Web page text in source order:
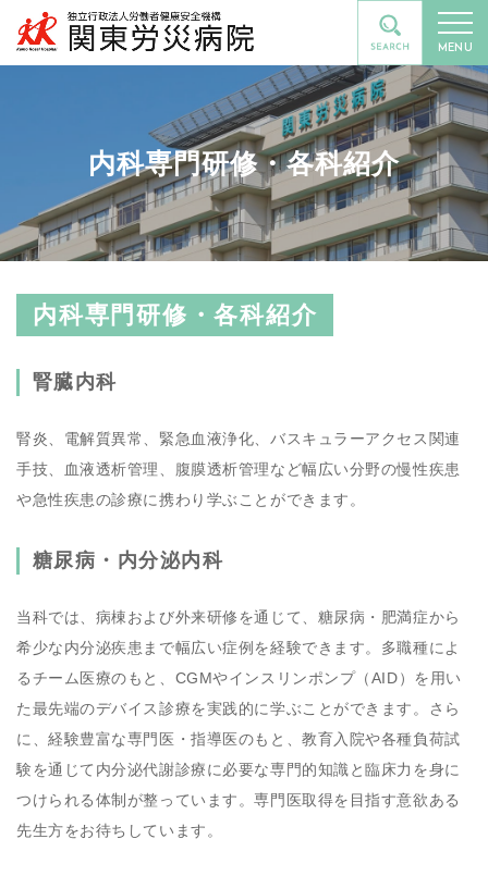
MENU
内科専門研修・各科紹介
内科専門研修・各科紹介
腎臓内科
腎炎、電解質異常、緊急血液浄化、バスキュラーアクセス関連
手技、血液透析管理、腹膜透析管理など幅広い分野の慢性疾患
や急性疾患の診療に携わり学ぶことができます。
糖尿病・内分泌内科
当科では、病棟および外来研修を通じて、糖尿病・肥満症から
希少な内分泌疾患まで幅広い症例を経験できます。多職種によ
るチーム医療のもと、CGMやインスリンポンプ（AID）を用い
た最先端のデバイス診療を実践的に学ぶことができます。さら
に、経験豊富な専門医・指導医のもと、教育入院や各種負荷試
験を通じて内分泌代謝診療に必要な専門的知識と臨床力を身に
つけられる体制が整っています。専門医取得を目指す意欲ある
先生方をお待ちしています。